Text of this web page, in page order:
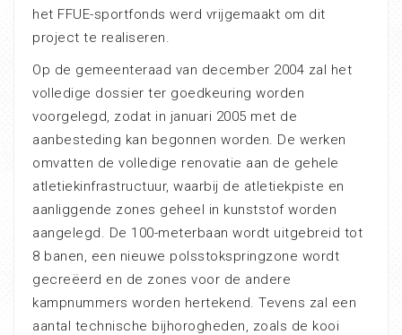
het FFUE-sportfonds werd vrijgemaakt om dit
project te realiseren.
Op de gemeenteraad van december 2004 zal het
volledige dossier ter goedkeuring worden
voorgelegd, zodat in januari 2005 met de
aanbesteding kan begonnen worden. De werken
omvatten de volledige renovatie aan de gehele
atletiekinfrastructuur, waarbij de atletiekpiste en
aanliggende zones geheel in kunststof worden
aangelegd. De 100-meterbaan wordt uitgebreid tot
8 banen, een nieuwe polsstokspringzone wordt
gecreëerd en de zones voor de andere
kampnummers worden hertekend. Tevens zal een
aantal technische bijhorogheden, zoals de kooi